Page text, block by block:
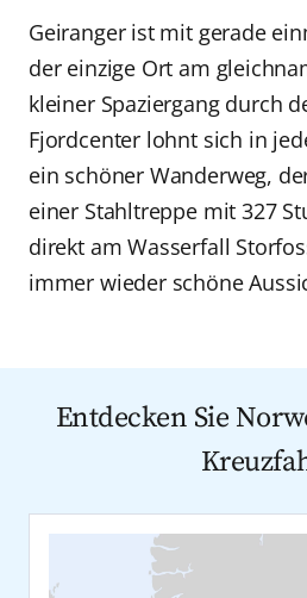
Geiranger ist mit gerade
der einzige Ort am
kleiner Spaziergang durch
Fjordcenter lohnt sich in
ein schöner Wanderweg,
einer Stahltreppe mit 327
direkt am Wasserfall
immer wieder schöne
Entdecken Sie